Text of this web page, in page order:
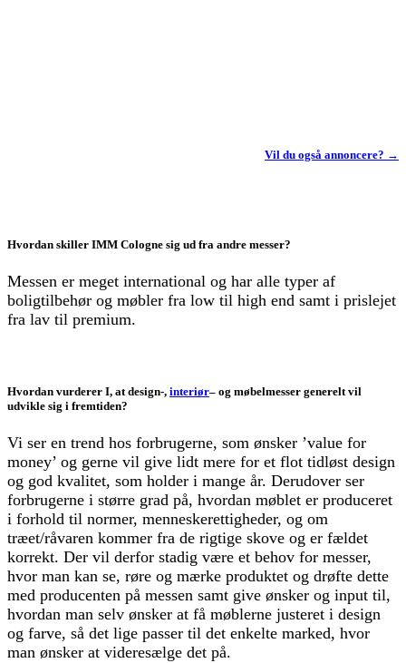
Vil du også annoncere? →
Hvordan skiller IMM Cologne sig ud fra andre messer?
Messen er meget international og har alle typer af
boligtilbehør og møbler fra low til high end samt i prislejet
fra lav til premium.
Hvordan vurderer I, at design-, interiør– og møbelmesser generelt vil
udvikle sig i fremtiden?
Vi ser en trend hos forbrugerne, som ønsker ’value for
money’ og gerne vil give lidt mere for et flot tidløst design
og god kvalitet, som holder i mange år. Derudover ser
forbrugerne i større grad på, hvordan møblet er produceret
i forhold til normer, menneskerettigheder, og om
træet/råvaren kommer fra de rigtige skove og er fældet
korrekt. Der vil derfor stadig være et behov for messer,
hvor man kan se, røre og mærke produktet og drøfte dette
med producenten på messen samt give ønsker og input til,
hvordan man selv ønsker at få møblerne justeret i design
og farve, så det lige passer til det enkelte marked, hvor
man ønsker at videresælge det på.